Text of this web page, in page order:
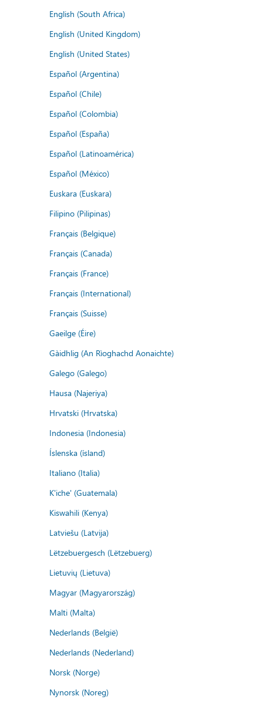
English (South Africa)
English (United Kingdom)
English (United States)
Español (Argentina)
Español (Chile)
Español (Colombia)
Español (España)
Español (Latinoamérica)
Español (México)
Euskara (Euskara)
Filipino (Pilipinas)
Français (Belgique)
Français (Canada)
Français (France)
Français (International)
Français (Suisse)
Gaeilge (Éire)
Gàidhlig (An Rìoghachd Aonaichte)
Galego (Galego)
Hausa (Najeriya)
Hrvatski (Hrvatska)
Indonesia (Indonesia)
Íslenska (ísland)
Italiano (Italia)
K'iche' (Guatemala)
Kiswahili (Kenya)
Latviešu (Latvija)
Lëtzebuergesch (Lëtzebuerg)
Lietuvių (Lietuva)
Magyar (Magyarország)
Malti (Malta)
Nederlands (België)
Nederlands (Nederland)
Norsk (Norge)
Nynorsk (Noreg)